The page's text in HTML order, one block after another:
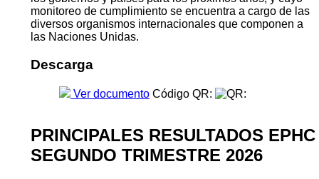
monitoreo de cumplimiento se encuentra a cargo de las
diversos organismos internacionales que componen a
las Naciones Unidas.
Descarga
Ver documento Código QR:
PRINCIPALES RESULTADOS EPHC
SEGUNDO TRIMESTRE 2026